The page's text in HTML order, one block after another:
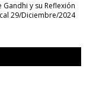
Gandhi y su Reflexión
29/Diciembre/2024